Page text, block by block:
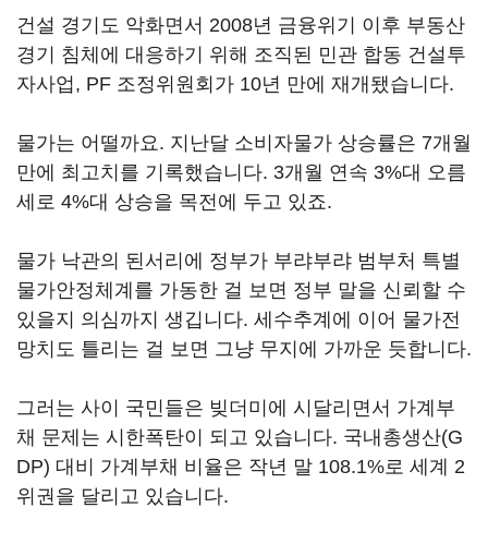
건설 경기도 악화면서 2008년 금융위기 이후 부동산
경기 침체에 대응하기 위해 조직된 민관 합동 건설투
자사업, PF 조정위원회가 10년 만에 재개됐습니다.
물가는 어떨까요. 지난달 소비자물가 상승률은 7개월
만에 최고치를 기록했습니다. 3개월 연속 3%대 오름
세로 4%대 상승을 목전에 두고 있죠.
물가 낙관의 된서리에 정부가 부랴부랴 범부처 특별
물가안정체계를 가동한 걸 보면 정부 말을 신뢰할 수
있을지 의심까지 생깁니다. 세수추계에 이어 물가전
망치도 틀리는 걸 보면 그냥 무지에 가까운 듯합니다.
그러는 사이 국민들은 빚더미에 시달리면서 가계부
채 문제는 시한폭탄이 되고 있습니다. 국내총생산(G
DP) 대비 가계부채 비율은 작년 말 108.1%로 세계 2
위권을 달리고 있습니다.